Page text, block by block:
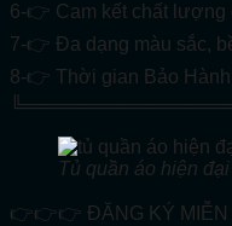
6-👉 Cam kết chất lượng
7-👉 Đa dạng màu sắc,
8-👉 Thời gian Bảo
Tủ quần áo hiện
👉👉👉 ĐĂNG KÝ MIỄN